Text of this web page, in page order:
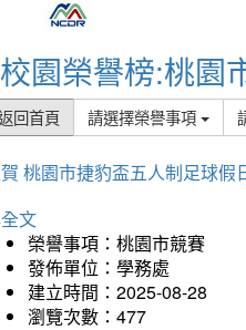
校園榮譽榜:桃園
回首頁 請選擇榮譽事項
桃園市捷豹盃五人制足球假
文
榮譽事項：桃園市競賽
發佈單位：學務處
建立時間：2025-08-28
瀏覽次數：477